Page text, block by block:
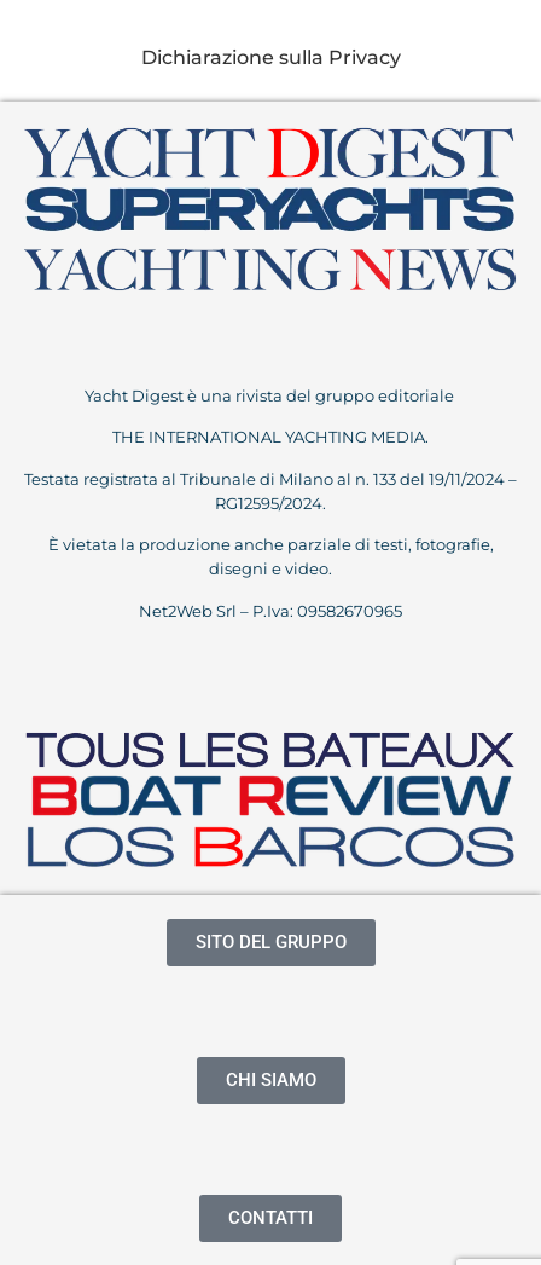
Dichiarazione sulla Privacy
Yacht Digest è una rivista del gruppo editoriale
THE INTERNATIONAL YACHTING MEDIA.
Testata registrata al Tribunale di Milano al n. 133 del 19/11/2024 –
RG12595/2024.
È vietata la produzione anche parziale di testi, fotografie,
disegni e video.
Net2Web Srl – P.Iva: 09582670965
SITO DEL GRUPPO
CHI SIAMO
CONTATTI